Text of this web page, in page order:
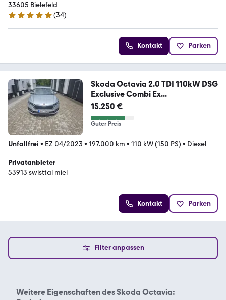
33605 Bielefeld
5 Sterne
(34)
Kontakt Parken
Skoda Octavia 2.0 TDI 110kW DSG
Exclusive Combi Ex...
15.250 €
Guter Preis
Unfallfrei • EZ 04/2023 • 197.000 km • 110 kW (150 PS) • Diesel
Privatanbieter
53913 swisttal miel
Kontakt Parken
Filter anpassen
Weitere Eigenschaften desSkoda Octavia: